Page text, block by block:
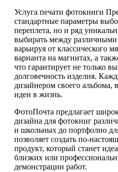
Услуга печати фотокниги
стандартные параметры
переплета, но и ряд
выбирать между
варьируя от классического
варианта на магнитах, а
что гарантирует не только
долговечность изделия.
дизайнером своего
идеи в жизнь.
ФотоПочта предлагает
дизайна для фотокниг
и школьных до портфолио
позволяет создать по-
продукт, который станет
близких или
демонстрации работ.